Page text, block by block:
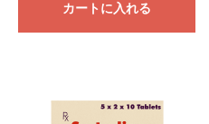
カートに入れる